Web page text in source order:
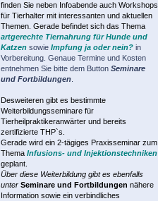
finden Sie neben Infoabende auch Workshops
für Tierhalter mit interessanten und aktuellen
Themen. Gerade befindet sich das Thema
artgerechte Tiernahrung für Hunde und
Katzen sowie Impfung ja oder nein? in
Vorbereitung. Genaue Termine und Kosten
entnehmen Sie bitte dem Button Seminare
und Fortbildungen
Desweiteren gibt es bestimmte
Weiterbildungsseminare für
Tierheilpraktikeranwärter und bereits
zertifizierte THP`s.
Gerade wird ein 2-tägiges Praxisseminar zum
Thema Infusions- und Injektionstechniken
geplant.
Über diese Weiterbildung gibt es ebenfalls
unter Seminare und Fortbildungen nähere
Information sowie ein verbindliches